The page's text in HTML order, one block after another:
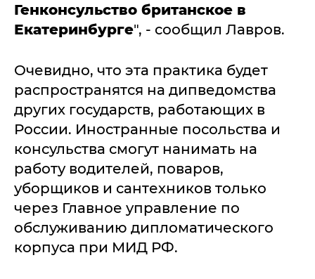
Генконсульство британское в
Екатеринбурге", - сообщил Лавров.
Очевидно, что эта практика будет
распространятся на дипведомства
других государств, работающих в
России. Иностранные посольства и
консульства смогут нанимать на
работу водителей, поваров,
уборщиков и сантехников только
через Главное управление по
обслуживанию дипломатического
корпуса при МИД РФ.